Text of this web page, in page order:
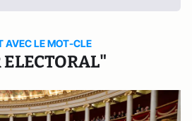
AVEC LE MOT-CLE